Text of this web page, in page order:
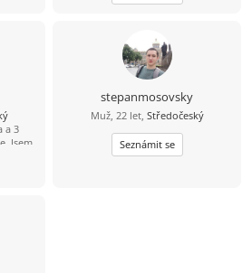
a 3
Jsem
jen
Z
Z
stepanmosovsky
Muž, 22 let, Středočeský
Seznámit se